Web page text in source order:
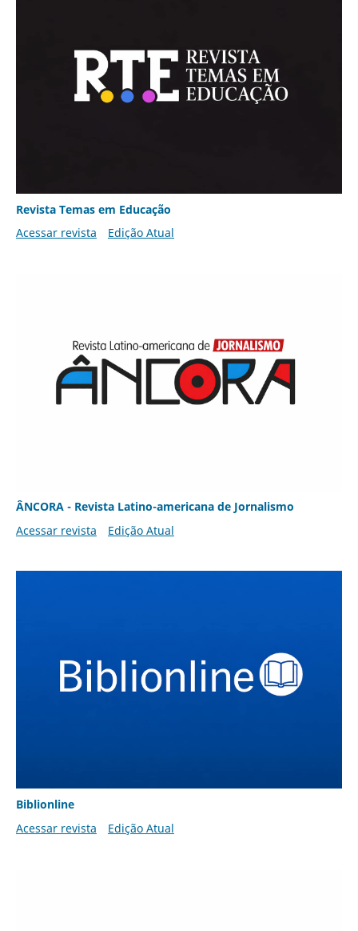
Revista Temas em Educação
Acessar revista
Edição Atual
ÂNCORA - Revista Latino-americana de Jornalismo
Acessar revista
Edição Atual
Biblionline
Acessar revista
Edição Atual